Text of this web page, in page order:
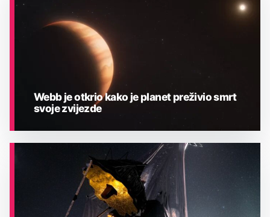
ASTRONOMIJA
Webb je otkrio kako je planet preživio smrt
svoje zvijezde